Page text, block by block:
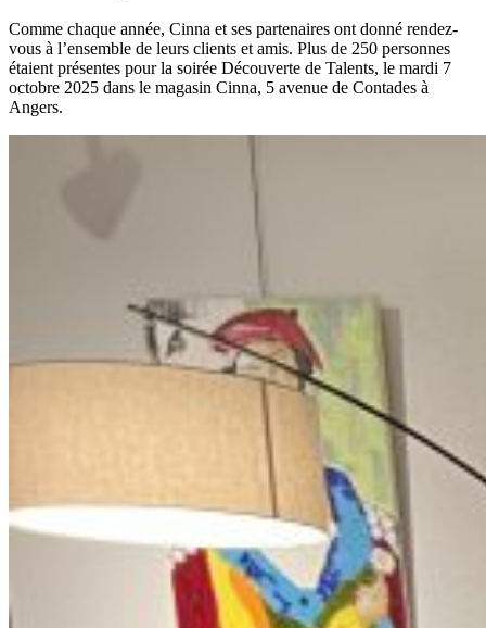
Comme chaque année, Cinna et ses partenaires ont donné rendez-
vous à l’ensemble de leurs clients et amis. Plus de 250 personnes
étaient présentes pour la soirée Découverte de Talents, le mardi 7
octobre 2025 dans le magasin Cinna, 5 avenue de Contades à
Angers.